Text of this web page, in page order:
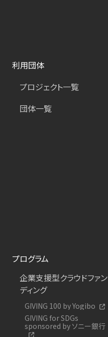
利用団体
プロジェクト一覧
団体一覧
プログラム
企業支援型クラウドファン
ディング
GIVING 100 by Yogibo
GIVING for SDGs
sponsored by ソニー銀行